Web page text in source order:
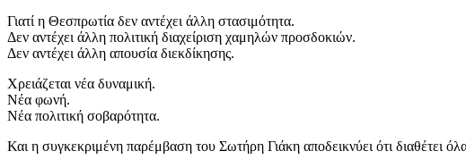
Γιατί η Θεσπρωτία δεν αντέχει άλλη στασιμότητα.
Δεν αντέχει άλλη πολιτική διαχείριση χαμηλών προσδοκιών.
Δεν αντέχει άλλη απουσία διεκδίκησης.
Χρειάζεται νέα δυναμική.
Νέα φωνή.
Νέα πολιτική σοβαρότητα.
Και η συγκεκριμένη παρέμβαση του Σωτήρη Γιάκη αποδεικνύει ότι διαθέτει